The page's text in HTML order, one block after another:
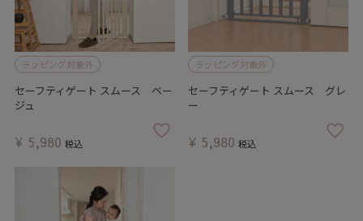
ラッピング対象外
セーフティゲート スムース ベー
ジュ
¥ 5,980 税込
ラッピング対象外
セーフティゲート スムース グレ
ー
¥ 5,980 税込